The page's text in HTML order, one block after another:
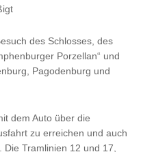
des Schlosses, des
Porzellan“ und
Pagodenburg und
dem Auto über die
zu erreichen und auch
Tramlinien 12 und 17,